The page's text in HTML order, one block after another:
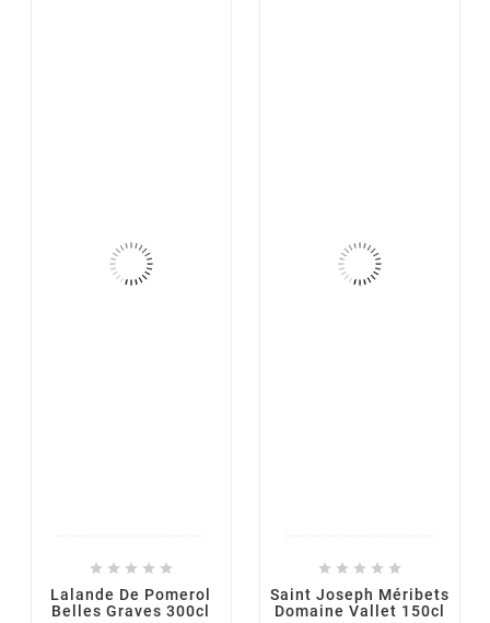
    
Lalande De Pomerol
Belles Graves 300cl
    
Saint Joseph Méribets
Domaine Vallet 150cl